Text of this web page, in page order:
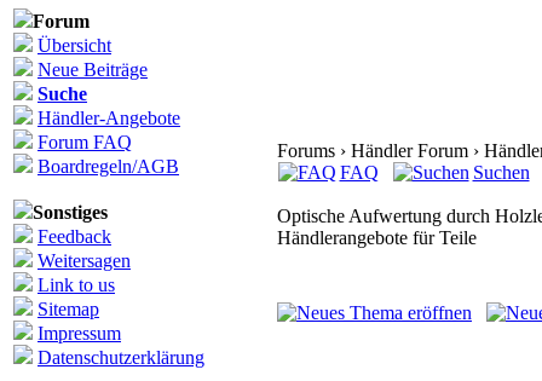
Forum
Übersicht
Neue Beiträge
Suche
Händler-Angebote
Forum FAQ
Boardregeln/AGB
Sonstiges
Feedback
Weitersagen
Link to us
Sitemap
Impressum
Datenschutzerklärung
Forums › Händler Forum ›
FAQ
Suchen
Optische Aufwertung durch
Händlerangebote für Teile